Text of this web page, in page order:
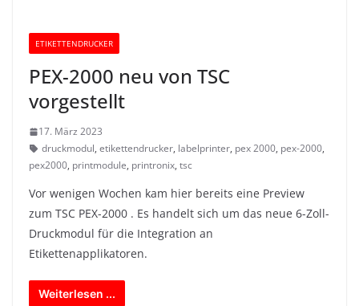
ETIKETTENDRUCKER
PEX-2000 neu von TSC
vorgestellt
17. März 2023
druckmodul, etikettendrucker, labelprinter, pex 2000, pex-2000,
pex2000, printmodule, printronix, tsc
Vor wenigen Wochen kam hier bereits eine Preview
zum TSC PEX-2000 . Es handelt sich um das neue 6-Zoll-
Druckmodul für die Integration an
Etikettenapplikatoren.
Weiterlesen ...